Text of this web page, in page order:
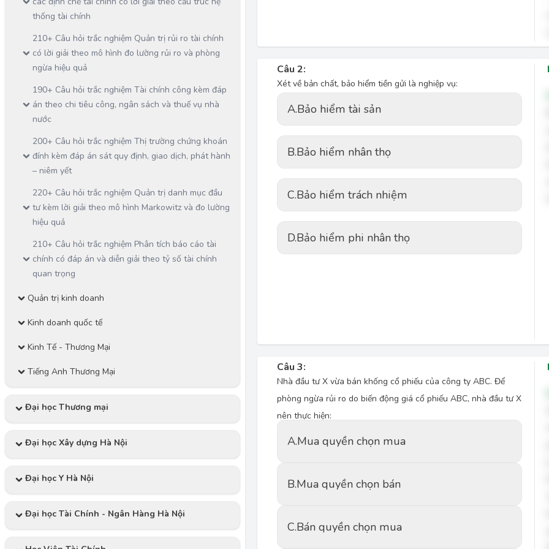
thống tài chính
210+ Câu hỏi trắc nghiệm Quản trị rủi ro tài chính
có lời giải theo mô hình đo lường rủi ro và phòng
ngừa hiệu quả
190+ Câu hỏi trắc nghiệm Tài chính công kèm đáp
án theo chi tiêu công, ngân sách và thuế vụ nhà
nước
200+ Câu hỏi trắc nghiệm Thị trường chứng khoán
đính kèm đáp án sát quy định, giao dịch, phát hành
– niêm yết
220+ Câu hỏi trắc nghiệm Quản trị danh mục đầu
tư kèm lời giải theo mô hình Markowitz và đo lường
hiệu quả
210+ Câu hỏi trắc nghiệm Phân tích báo cáo tài
chính có đáp án và diễn giải theo tỷ số tài chính
quan trọng
Quản trị kinh doanh
Kinh doanh quốc tế
Kinh Tế - Thương Mại
Tiếng Anh Thương Mại
Đại học Thương mại
Đại học Xây dựng Hà Nội
Đại học Y Hà Nội
Đại học Tài Chính - Ngân Hàng Hà Nội
Câu 2:
Xét về bản chất, bảo hiểm tiền gửi là nghiệp vụ:
A.Bảo hiểm tài sản
B.Bảo hiểm nhân thọ
C.Bảo hiểm trách nhiệm
D.Bảo hiểm phi nhân thọ
Câu 3:
Nhà đầu tư X vừa bán khống cổ phiếu của công ty ABC. Để
phòng ngừa rủi ro do biến động giá cổ phiếu ABC, nhà đầu tư X
nên thực hiện:
A.Mua quyền chọn mua
B.Mua quyền chọn bán
C.Bán quyền chọn mua